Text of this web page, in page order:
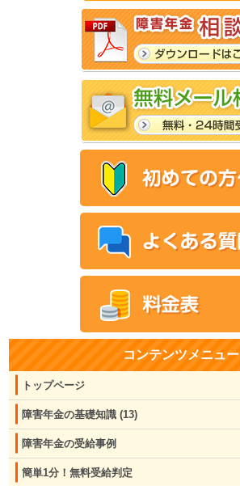
コンテンツメニュー
トップページ
障害年金の基礎知識 (13)
障害年金の受給事例
簡単1分！無料受給判定